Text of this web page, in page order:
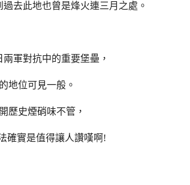
去此地也曾是烽火連三月之處。
軍對抗中的重要堡壘，
地位可見一般。
歷史煙硝味不管，
確實是值得讓人讚嘆啊!